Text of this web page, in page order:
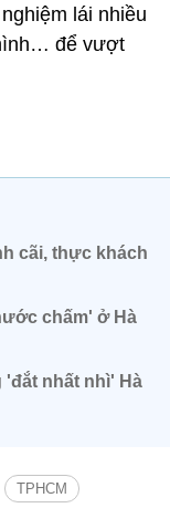
lái nhiều
để vượt
cãi, thực khách
chấm' ở Hà
'đắt nhất nhì' Hà
TPHCM